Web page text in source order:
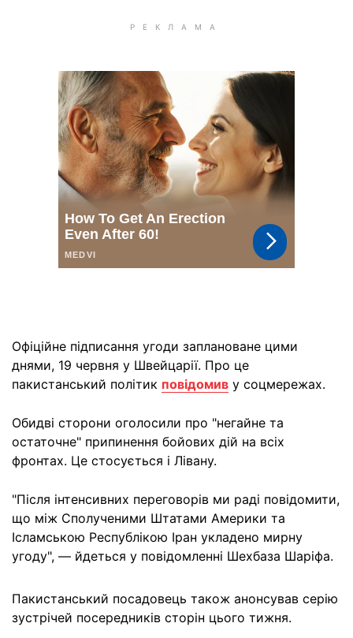
Офіційне підписання угоди заплановане цими
днями, 19 червня у Швейцарії. Про це
пакистанський політик повідомив у соцмережах.
Обидві сторони оголосили про "негайне та
остаточне" припинення бойових дій на всіх
фронтах. Це стосується і Лівану.
"Після інтенсивних переговорів ми раді повідомити,
що між Сполученими Штатами Америки та
Ісламською Республікою Іран укладено мирну
угоду", — йдеться у повідомленні Шехбаза Шаріфа.
Пакистанський посадовець також анонсував серію
зустрічей посередників сторін цього тижня.